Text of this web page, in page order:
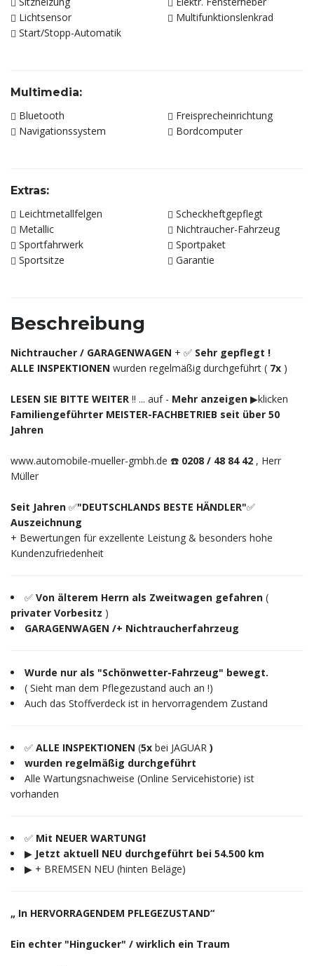
Lichtsensor
Multifunktionslenkrad
Start/Stopp-Automatik
Multimedia:
Bluetooth
Freisprecheinrichtung
Navigationssystem
Bordcomputer
Extras:
Leichtmetallfelgen
Scheckheftgepflegt
Metallic
Nichtraucher-Fahrzeug
Sportfahrwerk
Sportpaket
Sportsitze
Garantie
Beschreibung
Nichtraucher / GARAGENWAGEN + ✅ Sehr gepflegt !
ALLE INSPEKTIONEN wurden regelmäßig durchgeführt ( 7x )
LESEN SIE BITTE WEITER ‼️ ... auf - Mehr anzeigen ▶︎klicken
Familiengeführter MEISTER-FACHBETRIEB seit über 50
Jahren
www.automobile-mueller-gmbh.de ☎️ 0208 / 48 84 42 , Herr
Müller
Seit Jahren ✅"DEUTSCHLANDS BESTE HÄNDLER"✅
Auszeichnung
+ Bewertungen für exzellente Leistung & besonders hohe
Kundenzufriedenheit
✅ Von älterem Herrn als Zweitwagen gefahren (
privater Vorbesitz )
GARAGENWAGEN /+ Nichtraucherfahrzeug
Wurde nur als "Schönwetter-Fahrzeug" bewegt.
( Sieht man dem Pflegezustand auch an !)
Auch das Stoffverdeck ist in hervorragendem Zustand
✅ ALLE INSPEKTIONEN (5x bei JAGUAR )
wurden regelmäßig durchgeführt
Alle Wartungsnachweise (Online Servicehistorie) ist
vorhanden
✅ Mit NEUER WARTUNG❗️
▶︎ Jetzt aktuell NEU durchgeführt bei 54.500 km
▶︎ + BREMSEN NEU (hinten Beläge)
„ In HERVORRAGENDEM PFLEGEZUSTAND“
Ein echter "Hingucker" / wirklich ein Traum